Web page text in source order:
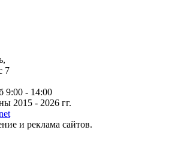
,
7
9:00 - 14:00
2015 - 2026 гг.
и реклама сайтов.